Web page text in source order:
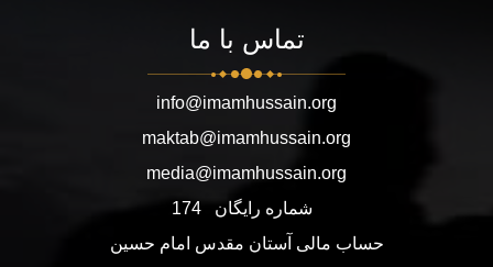
تماس با ما
info@imamhussain.org
maktab@imamhussain.org
media@imamhussain.org
شماره رایگان
174
حساب مالی آستان مقدس امام حسین